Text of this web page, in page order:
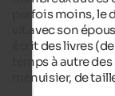
parfois moins, le
vit avec son
écrit des livres
temps à autre
menuisier, de